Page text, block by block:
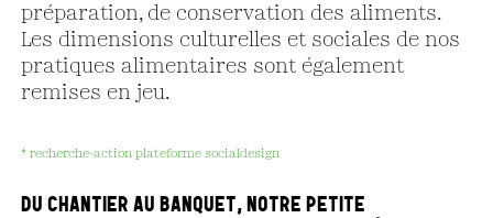
préparation, de conservation des aliments.
Les dimensions culturelles et sociales de nos
pratiques alimentaires sont également
remises en jeu.
* recherche-action plateforme socialdesign
DU CHANTIER AU BANQUET, NOTRE PETITE